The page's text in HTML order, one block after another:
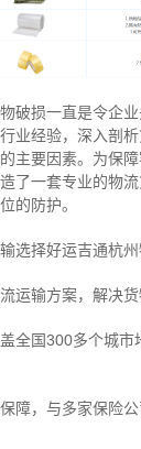
破损一直是令企
业经验，深入剖
主要因素。为保
了一套专业的物
的防护。
选择好运吉通杭
运输方案，解决
全国300多个城市
障，与多家保险